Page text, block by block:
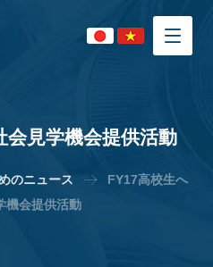
会見学機会提供活動
のニュース
FY17高校生へ
機会提供活動